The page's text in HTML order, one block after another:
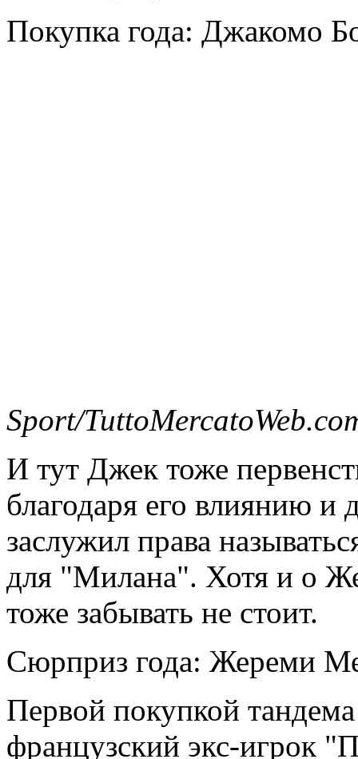
Покупка года: Джакомо
Sport/
И тут Джек тоже
благодаря его влиянию и
заслужил права
для "Милана". Хотя и о
тоже забывать не стоит.
Сюрприз года: Жереми
Первой покупкой
французский экс-игрок